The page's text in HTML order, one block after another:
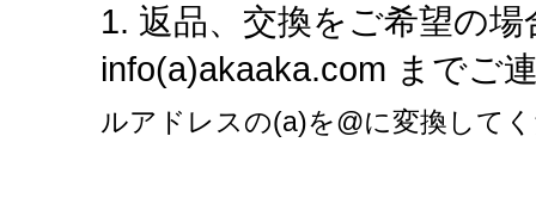
1. 返品、交換をご希望の
info(a)akaaka.com までご
ルアドレスの(a)を@に変換して